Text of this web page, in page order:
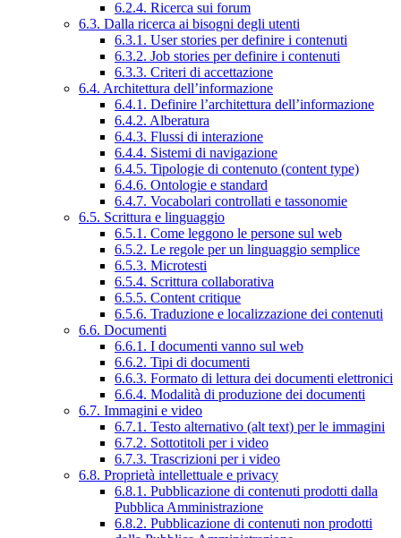
6.2.4. Ricerca sui forum
6.3. Dalla ricerca ai bisogni degli utenti
6.3.1. User stories per definire i contenuti
6.3.2. Job stories per definire i contenuti
6.3.3. Criteri di accettazione
6.4. Architettura dell’informazione
6.4.1. Definire l’architettura dell’informazione
6.4.2. Alberatura
6.4.3. Flussi di interazione
6.4.4. Sistemi di navigazione
6.4.5. Tipologie di contenuto (content type)
6.4.6. Ontologie e standard
6.4.7. Vocabolari controllati e tassonomie
6.5. Scrittura e linguaggio
6.5.1. Come leggono le persone sul web
6.5.2. Le regole per un linguaggio semplice
6.5.3. Microtesti
6.5.4. Scrittura collaborativa
6.5.5. Content critique
6.5.6. Traduzione e localizzazione dei contenuti
6.6. Documenti
6.6.1. I documenti vanno sul web
6.6.2. Tipi di documenti
6.6.3. Formato di lettura dei documenti elettronici
6.6.4. Modalità di produzione dei documenti
6.7. Immagini e video
6.7.1. Testo alternativo (alt text) per le immagini
6.7.2. Sottotitoli per i video
6.7.3. Trascrizioni per i video
6.8. Proprietà intellettuale e privacy
6.8.1. Pubblicazione di contenuti prodotti dalla
Pubblica Amministrazione
6.8.2. Pubblicazione di contenuti non prodotti